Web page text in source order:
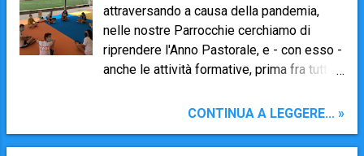
attraversando a causa della pandemia,
nelle nostre Parrocchie cerchiamo di
riprendere l'Anno Pastorale, e - con esso -
anche le attività formative, prima fra tutte
ripartire tutto per cercare di capire come
consigli della Lettera Pastorale del
CONTINUA A LEGGERE... »